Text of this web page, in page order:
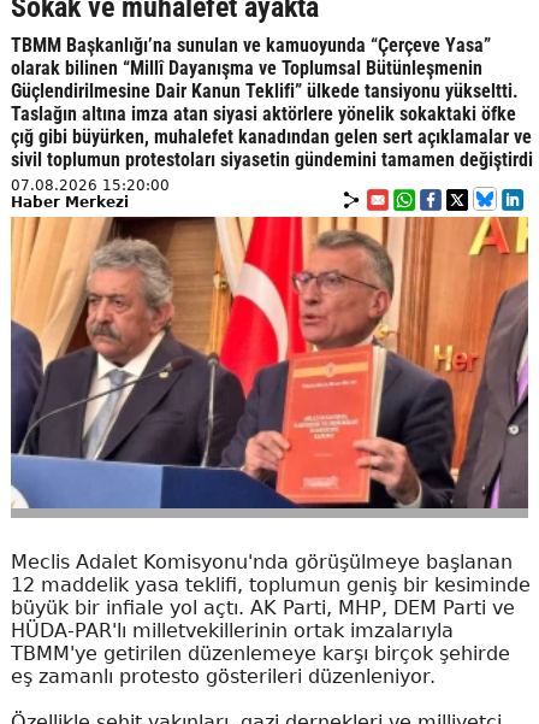
Sokak ve muhalefet ayakta
TBMM Başkanlığı’na sunulan ve kamuoyunda “Çerçeve Yasa”
olarak bilinen “Millî Dayanışma ve Toplumsal Bütünleşmenin
Güçlendirilmesine Dair Kanun Teklifi” ülkede tansiyonu yükseltti.
Taslağın altına imza atan siyasi aktörlere yönelik sokaktaki öfke
çığ gibi büyürken, muhalefet kanadından gelen sert açıklamalar ve
sivil toplumun protestoları siyasetin gündemini tamamen değiştirdi
07.08.2026 15:20:00
Haber Merkezi
Meclis Adalet Komisyonu'nda görüşülmeye başlanan
12 maddelik yasa teklifi, toplumun geniş bir kesiminde
büyük bir infiale yol açtı. AK Parti, MHP, DEM Parti ve
HÜDA-PAR'lı milletvekillerinin ortak imzalarıyla
TBMM'ye getirilen düzenlemeye karşı birçok şehirde
eş zamanlı protesto gösterileri düzenleniyor.